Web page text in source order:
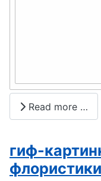
щика
День
День
психолога
Read more …
гиф-
флористики